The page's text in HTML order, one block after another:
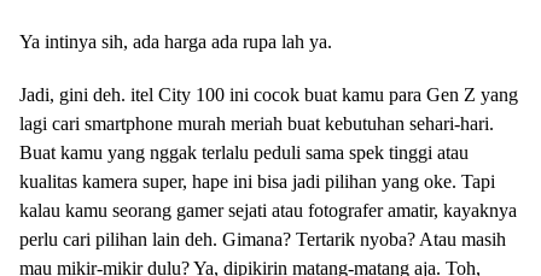
Ya intinya sih, ada harga ada rupa lah ya.
Jadi, gini deh. itel City 100 ini cocok buat kamu para Gen Z yang
lagi cari smartphone murah meriah buat kebutuhan sehari-hari.
Buat kamu yang nggak terlalu peduli sama spek tinggi atau
kualitas kamera super, hape ini bisa jadi pilihan yang oke. Tapi
kalau kamu seorang gamer sejati atau fotografer amatir, kayaknya
perlu cari pilihan lain deh. Gimana? Tertarik nyoba? Atau masih
mau mikir-mikir dulu? Ya, dipikirin matang-matang aja. Toh,